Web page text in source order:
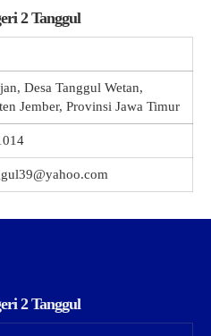
2 Tanggul
Desa Tanggul Wetan,
Jember, Provinsi Jawa Timur
2 Tanggul